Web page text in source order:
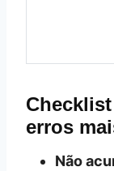
erros
Não